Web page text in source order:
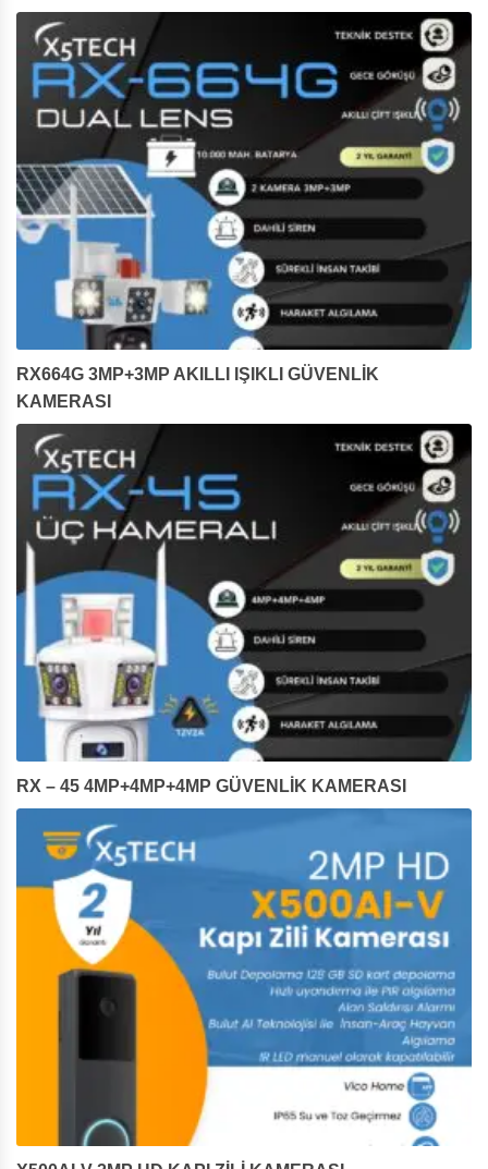
RX664G 3MP+3MP AKILLI IŞIKLI GÜVENLİK
KAMERASI
RX – 45 4MP+4MP+4MP GÜVENLİK KAMERASI